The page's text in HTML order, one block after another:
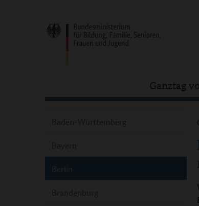
Ganztag
Baden-Württemberg
Bayern
Berlin
Brandenburg